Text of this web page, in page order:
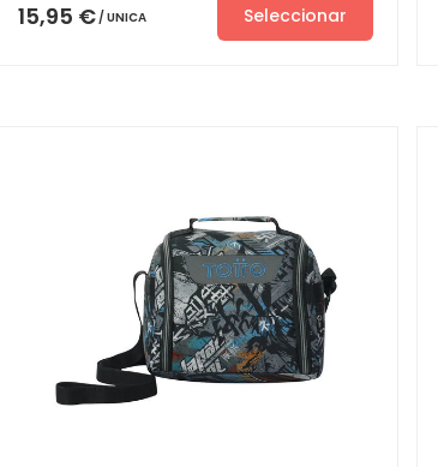
15,95 € UNICA Seleccionar